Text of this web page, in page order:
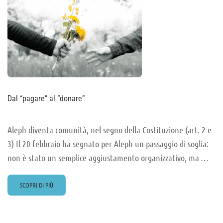
Dal “pagare” al “donare”
Aleph diventa comunità, nel segno della Costituzione (art. 2 e
3) Il 20 febbraio ha segnato per Aleph un passaggio di soglia:
non è stato un semplice aggiustamento organizzativo, ma …
READ
MORE
SCOPRI DI PIÙ